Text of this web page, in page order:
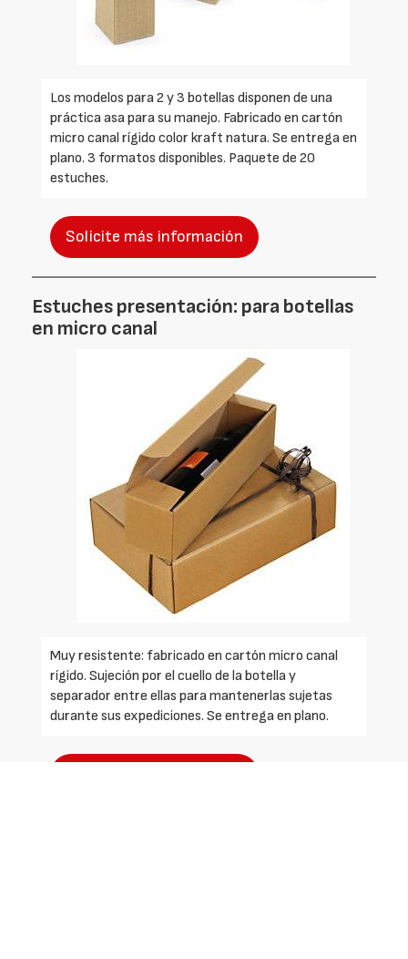
Los modelos para 2 y 3 botellas disponen de una
práctica asa para su manejo. Fabricado en cartón
micro canal rígido color kraft natura. Se entrega en
plano. 3 formatos disponibles. Paquete de 20
estuches.
Solicite más información
Estuches presentación: para botellas
en micro canal
Muy resistente: fabricado en cartón micro canal
rígido. Sujeción por el cuello de la botella y
separador entre ellas para mantenerlas sujetas
durante sus expediciones. Se entrega en plano.